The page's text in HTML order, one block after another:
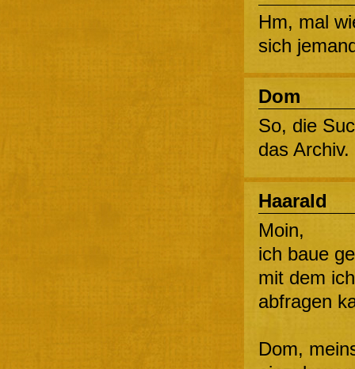
Hm, mal
sich
Dom
So, die
das Archiv.
Haarald
Moin,
ich baue
mit dem
abfragen
Dom,